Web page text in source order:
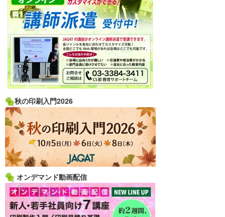
秋の印刷入門2026
オンデマンド動画配信